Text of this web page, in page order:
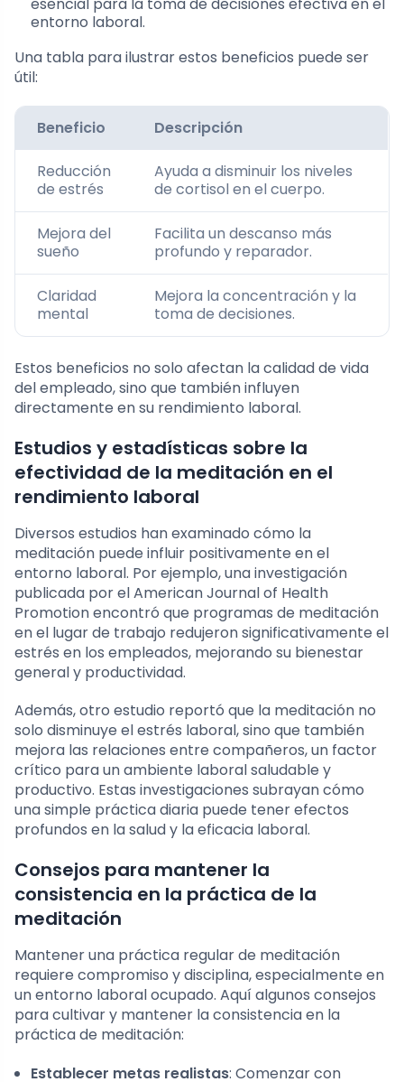
esencial para la toma de decisiones efectiva en el
entorno laboral.
Una tabla para ilustrar estos beneficios puede ser
útil:
Beneficio Descripción
Reducción
de estrés
Ayuda a disminuir los niveles
de cortisol en el cuerpo.
Mejora del
sueño
Facilita un descanso más
profundo y reparador.
Claridad
mental
Mejora la concentración y la
toma de decisiones.
Estos beneficios no solo afectan la calidad de vida
del empleado, sino que también influyen
directamente en su rendimiento laboral.
Estudios y estadísticas sobre la
efectividad de la meditación en el
rendimiento laboral
Diversos estudios han examinado cómo la
meditación puede influir positivamente en el
entorno laboral. Por ejemplo, una investigación
publicada por el American Journal of Health
Promotion encontró que programas de meditación
en el lugar de trabajo redujeron significativamente el
estrés en los empleados, mejorando su bienestar
general y productividad.
Además, otro estudio reportó que la meditación no
solo disminuye el estrés laboral, sino que también
mejora las relaciones entre compañeros, un factor
crítico para un ambiente laboral saludable y
productivo. Estas investigaciones subrayan cómo
una simple práctica diaria puede tener efectos
profundos en la salud y la eficacia laboral.
Consejos para mantener la
consistencia en la práctica de la
meditación
Mantener una práctica regular de meditación
requiere compromiso y disciplina, especialmente en
un entorno laboral ocupado. Aquí algunos consejos
para cultivar y mantener la consistencia en la
práctica de meditación:
Establecer metas realistas: Comenzar con